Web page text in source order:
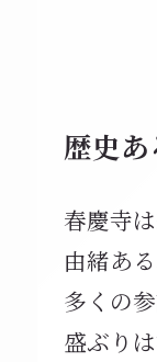
歴史
春慶寺
由緒あ
多くの
盛ぶり